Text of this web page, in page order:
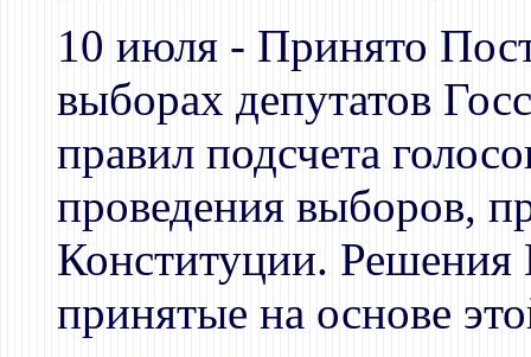
10 июля - Принято
выборах депутатов
правил подсчета
проведения выборов,
Конституции.
принятые на основе